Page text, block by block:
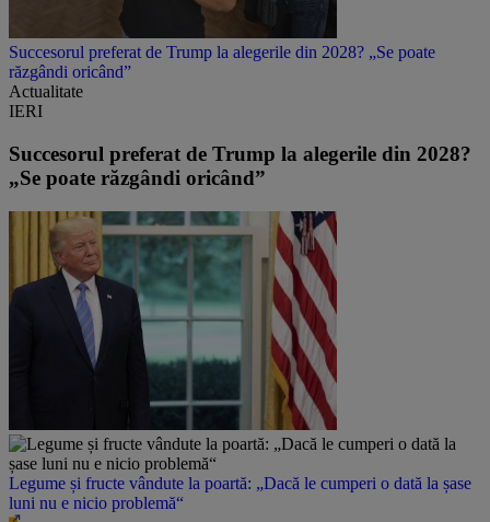
Succesorul preferat de Trump la alegerile din 2028? „Se poate
răzgândi oricând”
Actualitate
IERI
Succesorul preferat de Trump la alegerile din 2028?
„Se poate răzgândi oricând”
Legume și fructe vândute la poartă: „Dacă le cumperi o dată la șase
luni nu e nicio problemă“